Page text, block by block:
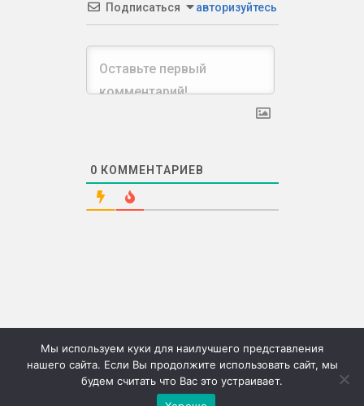
Подписаться авторизуйтесь
0 КОММЕНТАРИЕВ
©2026г. "Сию" Сервис коммерческих публикаций
Мы используем куки для наилучшего представления
нашего сайта. Если Вы продолжите использовать сайт, мы
будем считать что Вас это устраивает.